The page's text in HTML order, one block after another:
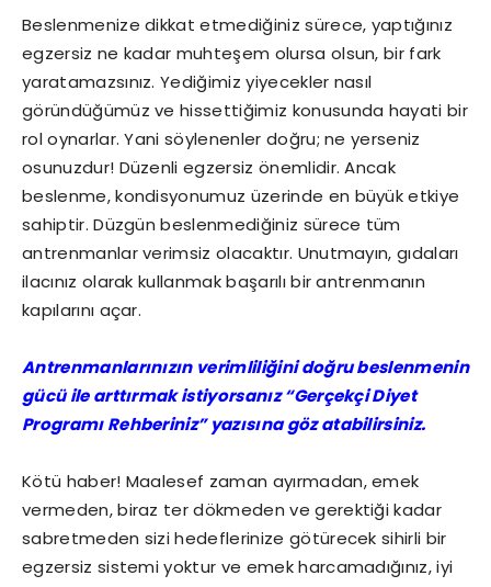
Beslenmenize dikkat etmediğiniz sürece, yaptığınız
egzersiz ne kadar muhteşem olursa olsun, bir fark
yaratamazsınız. Yediğimiz yiyecekler nasıl
göründüğümüz ve hissettiğimiz konusunda hayati bir
rol oynarlar. Yani söylenenler doğru; ne yerseniz
osunuzdur! Düzenli egzersiz önemlidir. Ancak
beslenme, kondisyonumuz üzerinde en büyük etkiye
sahiptir. Düzgün beslenmediğiniz sürece tüm
antrenmanlar verimsiz olacaktır. Unutmayın, gıdaları
ilacınız olarak kullanmak başarılı bir antrenmanın
kapılarını açar.
Antrenmanlarınızın verimliliğini doğru beslenmenin
gücü ile arttırmak istiyorsanız “Gerçekçi Diyet
Programı Rehberiniz” yazısına göz atabilirsiniz.
Kötü haber! Maalesef zaman ayırmadan, emek
vermeden, biraz ter dökmeden ve gerektiği kadar
sabretmeden sizi hedeflerinize götürecek sihirli bir
egzersiz sistemi yoktur ve emek harcamadığınız, iyi